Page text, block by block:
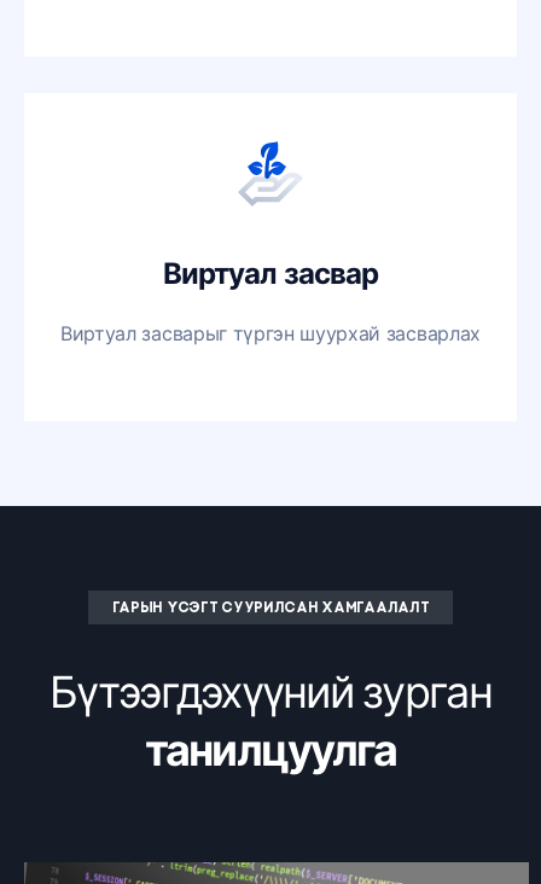
Виртуал засвар
Виртуал засварыг түргэн шуурхай засварлах
ГАРЫН ҮСЭГТ СУУРИЛСАН ХАМГААЛАЛТ
Бүтээгдэхүүний зурган
танилцуулга